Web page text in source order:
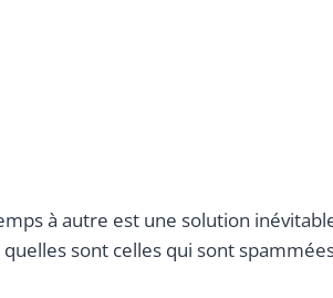
à autre est une solution
sont celles qui sont